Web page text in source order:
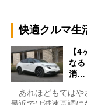
快適クルマ生
【
なる
消…
あれほどもてはや